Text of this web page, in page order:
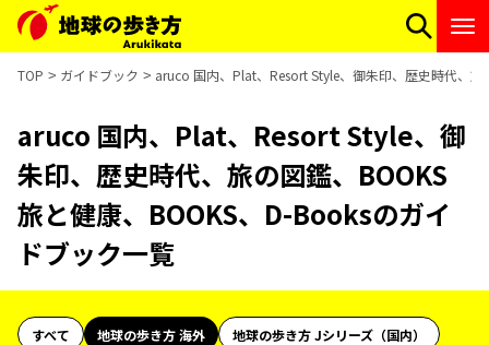
TOP ガイドブック aruco 国内、Plat、Resort Style、御朱印、歴史時代、
aruco 国内、Plat、Resort Style、御
朱印、歴史時代、旅の図鑑、BOOKS
旅と健康、BOOKS、D-Booksのガイ
ドブック一覧
すべて 地球の歩き方 海外
地球の歩き方 Jシリーズ（国内）